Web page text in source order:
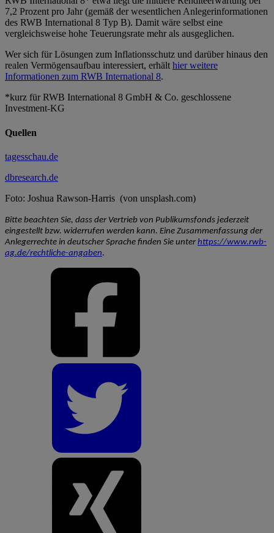
7,2 Prozent pro Jahr (gemäß der wesentlichen Anlegerinformationen
des RWB International 8 Typ B). Damit wäre selbst eine
vergleichsweise hohe Teuerungsrate mehr als ausgeglichen.
Wer sich für Lösungen zum Inflationsschutz und darüber hinaus den
realen Vermögensaufbau interessiert, erhälthier weitere
Informationen zum RWB International 8.
*kurz für RWB International 8 GmbH & Co. geschlossene
Investment-KG
Quellen
tagesschau.de
dbresearch.de
Foto: Joshua Rawson-Harris (von unsplash.com)
Bitte beachten Sie, dass der Vertrieb von Publikumsfonds jederzeit
eingestellt bzw. widerrufen werden kann. Eine Zusammenfassung der
Anlegerrechte in deutscher Sprache finden Sie unter https://www.rwb-
ag.de/rechtliche-angaben.